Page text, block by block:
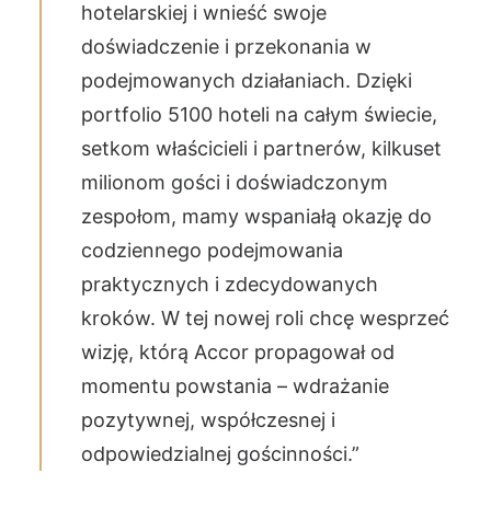
hotelarskiej i wnieść swoje
doświadczenie i przekonania w
podejmowanych działaniach. Dzięki
portfolio 5100 hoteli na całym świecie,
setkom właścicieli i partnerów, kilkuset
milionom gości i doświadczonym
zespołom, mamy wspaniałą okazję do
codziennego podejmowania
praktycznych i zdecydowanych
kroków. W tej nowej roli chcę wesprzeć
wizję, którą Accor propagował od
momentu powstania – wdrażanie
pozytywnej, współczesnej i
odpowiedzialnej gościnności.”